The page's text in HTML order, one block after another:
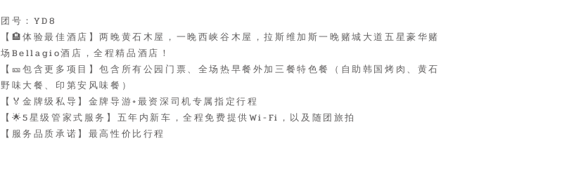
团号：YD8
【🏨体验最佳酒店】两晚黄石木屋，一晚西峡谷木屋，拉斯维加斯一晚赌城大道五星豪华赌
场Bellagio酒店，全程精品酒店！
【🎫包含更多项目】包含所有公园门票、全场热早餐外加三餐特色餐（自助韩国烤肉、黄石
野味大餐、印第安风味餐）
【🏅️金牌级私导】金牌导游+最资深司机专属指定行程
【🌟5星级管家式服务】五年内新车，全程免费提供Wi-Fi，以及随团旅拍
【服务品质承诺】最高性价比行程